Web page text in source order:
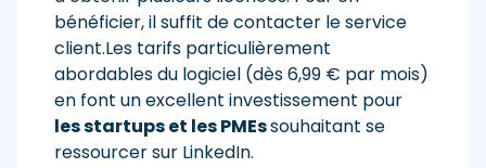
bénéficier, il suffit de contacter le service
client.Les tarifs particulièrement
abordables du logiciel (dès 6,99 € par mois)
en font un excellent investissement pour
les startups et les PMEssouhaitant se
ressourcer sur LinkedIn.